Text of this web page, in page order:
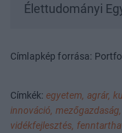
Élettudományi
Címlapkép forrása:
Címkék: egyetem, agrár,
innováció, mezőgazdaság,
vidékfejlesztés,